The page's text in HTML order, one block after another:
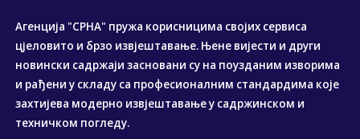
Агенција "СРНА" пружа корисницима својих сервиса
цјеловито и брзо извјештавање. Њене вијести и други
новински садржаји засновани су на поузданим изворима
и рађени у складу са професионалним стандардима које
захтијева модерно извјештавање у садржинском и
техничком погледу.